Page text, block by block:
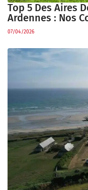
Top 5 Des Aires
Ardennes : Nos
07/04/2026